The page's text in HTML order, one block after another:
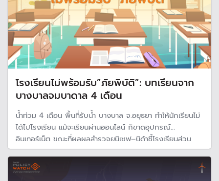
โรงเรียนไม่พร้อมรับ”ภัยพิบัติ”: บทเรียนจาก
บางบาลจมบาดาล 4 เดือน
น้ำท่วม 4 เดือน พื้นที่รับน้ำ บางบาล จ.อยุธยา ทำให้นักเรียนไม่
ได้ไปโรงเรียน แม้จะเรียนผ่านออนไลน์ ก็ขาดอุปกรณ์
อินเทอร์เน็ต ขณะที่ผลผลสำรวจยูนิเซฟ–นิด้าชี้โรงเรียนส่วน
ใหญ่เผชิญภัยพิบัติ แต่ขาดทรัพยากรและการสนับสนุน ไม่มี
ความพร้อมในการรับมือภัยพิบัติ